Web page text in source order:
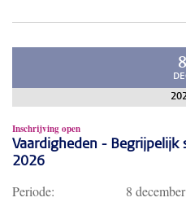
8
Inschrijving open
Vaardigheden - Begrijpelijk
2026
Periode:
8